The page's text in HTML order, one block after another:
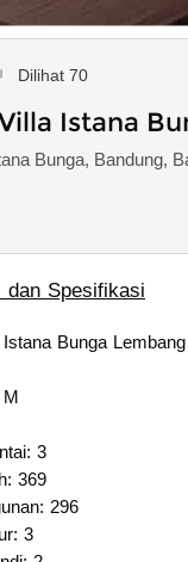
Dilihat 70
Istana
Bunga, Bandung,
dan Spesifikasi
Bunga
3
369
296
3